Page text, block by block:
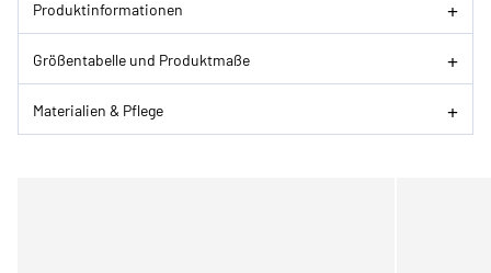
Produktinformationen
Größentabelle und Produktmaße
Materialien & Pflege